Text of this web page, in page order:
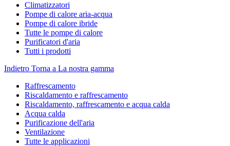
Climatizzatori
Pompe di calore aria-acqua
Pompe di calore ibride
Tutte le pompe di calore
Purificatori d'aria
Tutti i prodotti
Indietro Torna a La nostra gamma
Raffrescamento
Riscaldamento e raffrescamento
Riscaldamento, raffrescamento e acqua calda
Acqua calda
Purificazione dell'aria
Ventilazione
Tutte le applicazioni